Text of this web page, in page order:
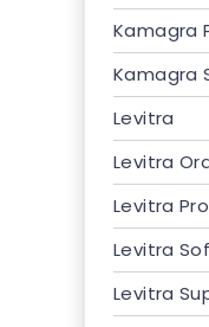
Kamagra
Kamagra
Levitra
Levitra
Levitra
Levitra
Levitra